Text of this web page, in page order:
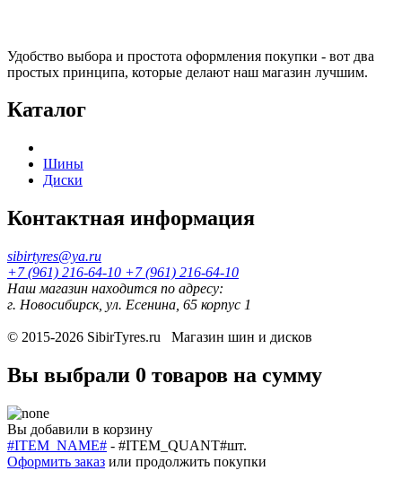
Удобство выбора и простота оформления покупки - вот два
простых принципа, которые делают наш магазин лучшим.
Каталог
Шины
Диски
Контактная информация
sibirtyres@ya.ru
+7 (961) 216-64-10 +7 (961) 216-64-10
Наш магазин находится по адресу:
г. Новосибирск, ул. Есенина, 65 корпус 1
© 2015-2026 SibirTyres.ru Магазин шин и дисков
Вы выбрали 0 товаров на сумму
Вы добавили в корзину
#ITEM_NAME# - #ITEM_QUANT#шт.
Оформить заказ или продолжить покупки